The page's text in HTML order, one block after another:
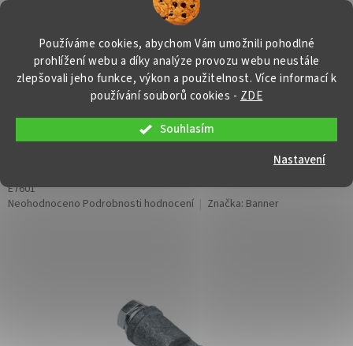
Používáme cookies, abychom Vám umožnili pohodlné
prohlížení webu a díky analýze provozu webu neustále
zlepšovali jeho funkce, výkon a použitelnost. Více informací k
používání souborů cookies - ZDE
Souhlasím
Nastavení
Přejít
KOŠÍK
Bateriová svorka pro americké vozy,
E7601
Průměrné
Neohodnoceno Podrobnosti hodnocení Značka: Banner